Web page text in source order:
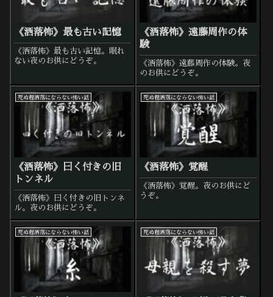
《洒落怖》最も古い記憶
《洒落怖》最も古い記憶。眠れ
ない夜のお供にどうぞ。
《洒落怖》遠藤周作の体
験
《洒落怖》遠藤周作の体験。夜
のお供にどうぞ。
死ぬ程洒落にならない怖い話
《洒落怖》曰く付きの旧
トンネル
《洒落怖》曰く付きの旧トンネ
ル。夜のお供にどうぞ。
死ぬ程洒落にならない怖い話
《洒落怖》覚醒
《洒落怖》覚醒。夜のお供にど
うぞ。
死ぬ程洒落にならない怖い話 死ぬ程洒落にならない怖い話